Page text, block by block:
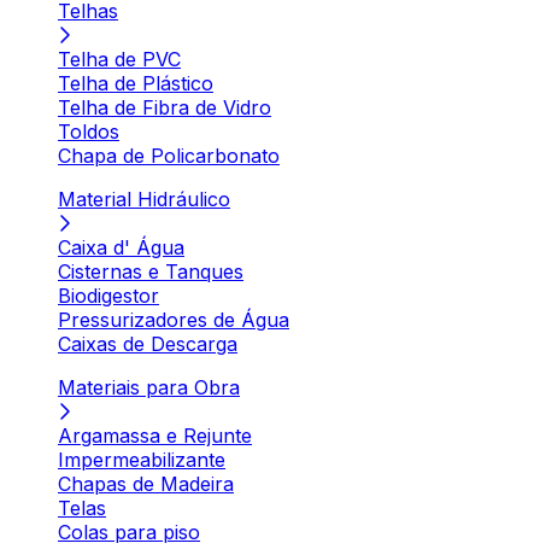
Telhas
Telha de PVC
Telha de Plástico
Telha de Fibra de Vidro
Toldos
Chapa de Policarbonato
Material Hidráulico
Caixa d' Água
Cisternas e Tanques
Biodigestor
Pressurizadores de Água
Caixas de Descarga
Materiais para Obra
Argamassa e Rejunte
Impermeabilizante
Chapas de Madeira
Telas
Colas para piso